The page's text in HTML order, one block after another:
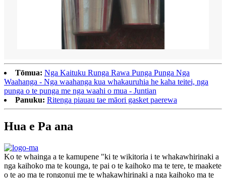
Tōmua: Nga Kaituku Runga Rawa Punga Punga Nga
Waahanga - Nga waahanga kua whakauruhia he kaha teitei, nga
punga o te punga me nga waahi o mua - Juntian
Panuku: Ritenga piauau tae māori gasket paerewa
Hua e Pa ana
Ko te whainga a te kamupene "ki te wikitoria i te whakawhirinaki a
nga kaihoko ma te kounga, te pai o te kaihoko ma te tere, te maakete
o te ao ma te rongonui me te whakawhirinaki a nga kaihoko ma te